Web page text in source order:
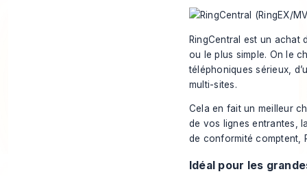
RingCentral est un achat
ou le plus simple. On le
téléphoniques sérieux,
multi-sites.
Cela en fait un meilleur
de vos lignes entrantes,
de conformité comptent,
Idéal pour les